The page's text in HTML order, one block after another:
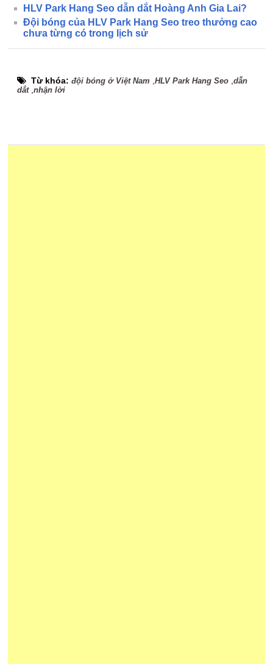
HLV Park Hang Seo dẫn dắt Hoàng Anh Gia Lai?
Đội bóng của HLV Park Hang Seo treo thưởng cao
chưa từng có trong lịch sử
Từ khóa:đội bóng ở Việt Nam ,HLV Park Hang Seo ,dẫn
dắt,nhận lời